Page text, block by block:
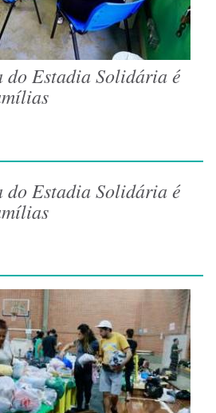
Estadia Solidária é
Estadia Solidária é